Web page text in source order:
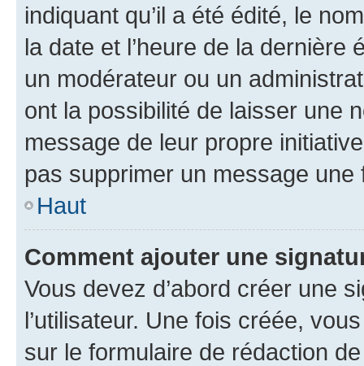
indiquant qu’il a été édité, le
la date et l’heure de la dernière
un modérateur ou un
ont la possibilité de laisser une
message de leur propre
pas supprimer un message une
Haut
Comment ajouter une
Vous devez d’abord créer une
l’utilisateur. Une fois créée,
sur le formulaire de rédaction